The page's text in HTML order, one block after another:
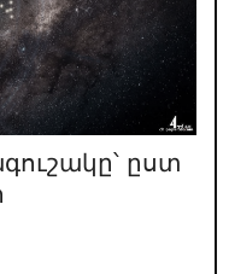
շտաբի
ոչ իրական է
ըստ